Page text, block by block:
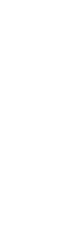
Pastikan Kualitas Gizi
Dampingi
Layanan Program